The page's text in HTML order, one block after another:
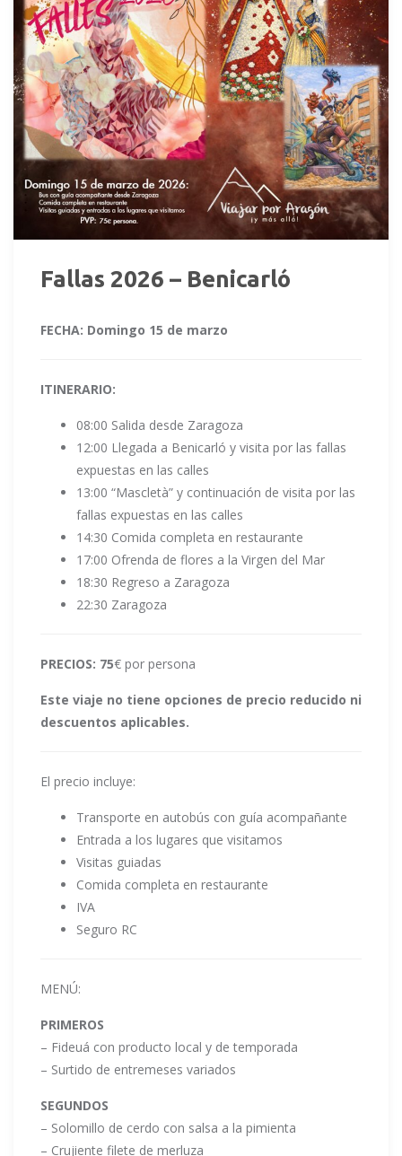
Fallas 2026 – Benicarló
FECHA: Domingo 15 de marzo
ITINERARIO:
08:00 Salida desde Zaragoza
12:00 Llegada a Benicarló y visita por las fallas
expuestas en las calles
13:00 “Mascletà” y continuación de visita por las
fallas expuestas en las calles
14:30 Comida completa en restaurante
17:00 Ofrenda de flores a la Virgen del Mar
18:30 Regreso a Zaragoza
22:30 Zaragoza
PRECIOS: 75€ por persona
Este viaje no tiene opciones de precio reducido ni
descuentos aplicables.
El precio incluye:
Transporte en autobús con guía acompañante
Entrada a los lugares que visitamos
Visitas guiadas
Comida completa en restaurante
IVA
Seguro RC
MENÚ:
PRIMEROS
– Fideuá con producto local y de temporada
– Surtido de entremeses variados
SEGUNDOS
– Solomillo de cerdo con salsa a la pimienta
– Crujiente filete de merluza